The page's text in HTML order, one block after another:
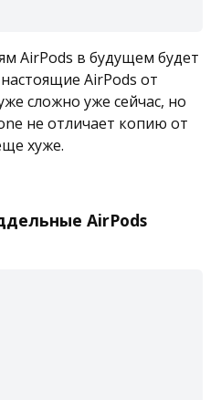
AirPods в будущем будет
AirPods от
сложно уже сейчас, но
не отличает копию от
хуже.
AirPods